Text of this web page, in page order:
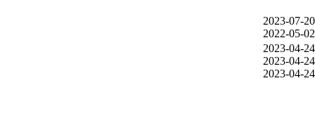
2023-07-20
2022-05-02
2023-04-24
2023-04-24
2023-04-24